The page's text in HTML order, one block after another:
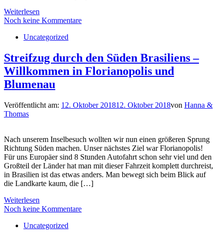
Weiterlesen
Noch keine Kommentare
Uncategorized
Streifzug durch den Süden Brasiliens –
Willkommen in Florianopolis und
Blumenau
Veröffentlicht am: 12. Oktober 201812. Oktober 2018von Hanna &
Thomas
Nach unserem Inselbesuch wollten wir nun einen größeren Sprung
Richtung Süden machen. Unser nächstes Ziel war Florianopolis!
Für uns Europäer sind 8 Stunden Autofahrt schon sehr viel und den
Großteil der Länder hat man mit dieser Fahrzeit komplett durchreist,
in Brasilien ist das etwas anders. Man bewegt sich beim Blick auf
die Landkarte kaum, die […]
Weiterlesen
Noch keine Kommentare
Uncategorized